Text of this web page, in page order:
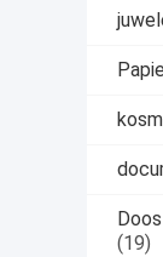
(19)